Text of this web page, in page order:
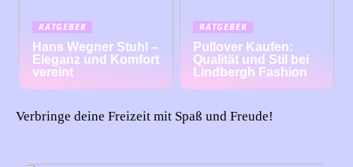
RATGEBER
Hans Wegner Stuhl –
Eleganz und Komfort
vereint
RATGEBER
Pullover Kaufen:
Qualität und Stil bei
Lindbergh Fashion
Verbringe deine Freizeit mit Spaß und Freude!